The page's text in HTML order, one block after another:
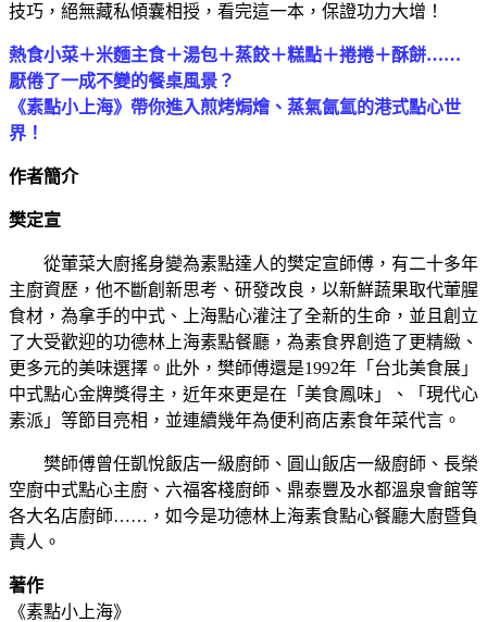
技巧，絕無藏私傾囊相授，看完這一本，保證功力大增！
熱食小菜＋米麵主食＋湯包＋蒸餃＋糕點＋捲捲＋酥餅……
厭倦了一成不變的餐桌風景？
《素點小上海》帶你進入煎烤焗燴、蒸氣氤氳的港式點心世
界！
作者簡介
樊定宣
從葷菜大廚搖身變為素點達人的樊定宣師傅，有二十多年
主廚資歷，他不斷創新思考、研發改良，以新鮮蔬果取代葷腥
食材，為拿手的中式、上海點心灌注了全新的生命，並且創立
了大受歡迎的功德林上海素點餐廳，為素食界創造了更精緻、
更多元的美味選擇。此外，樊師傅還是1992年「台北美食展」
中式點心金牌獎得主，近年來更是在「美食鳳味」、「現代心
素派」等節目亮相，並連續幾年為便利商店素食年菜代言。
樊師傅曾任凱悅飯店一級廚師、圓山飯店一級廚師、長榮
空廚中式點心主廚、六福客棧廚師、鼎泰豐及水都溫泉會館等
各大名店廚師……，如今是功德林上海素食點心餐廳大廚暨負
責人。
著作
《素點小上海》